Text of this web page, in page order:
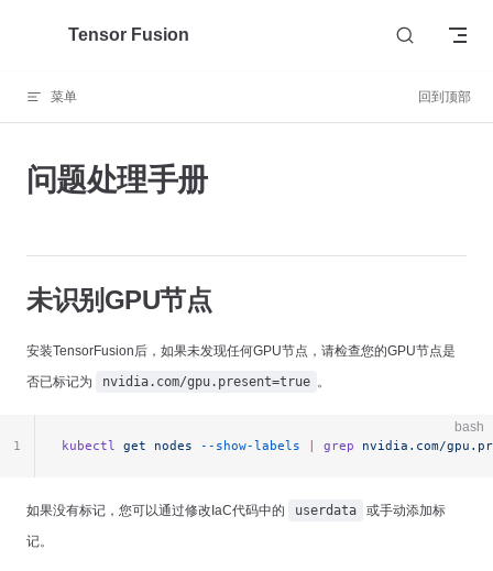
Skip to content
Tensor Fusion
菜单 回到顶部
问题处理手册
未识别GPU节点
安装TensorFusion后，如果未发现任何GPU节点，请检查您的GPU节点是
否已标记为
nvidia.com/gpu.present=true 。
bash
kubectl get nodes --show-labels grep nvidia.com/
1
如果没有标记，您可以通过修改IaC代码中的 userdata
或手动添加标
记。